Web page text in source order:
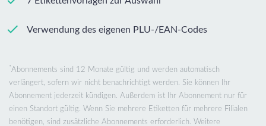
Verwendung des eigenen PLU-/EAN-Codes
*Abonnements sind 12 Monate gültig und werden automatisch
verlängert, sofern wir nicht benachrichtigt werden. Sie können Ihr
Abonnement jederzeit kündigen. Außerdem ist Ihr Abonnement nur für
einen Standort gültig. Wenn Sie mehrere Etiketten für mehrere Filialen
benötigen, sind zusätzliche Abonnements erforderlich. Weitere